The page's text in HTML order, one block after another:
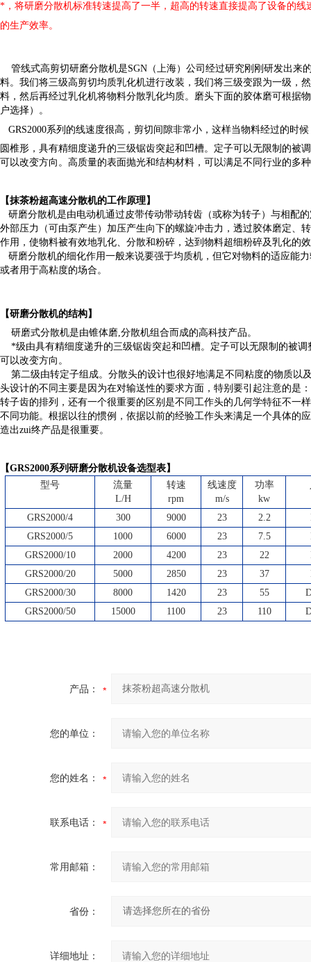
*，将研磨分散机标准转速提高了一半，超高的转速直接提高了设备的
的生产效率。
管线式高剪切研磨分散机是SGN （上海）公司经过研究刚刚研发出
料。我们将三级高剪切均质乳化机进行改装，我们将三级变跟为一级，
料，然后再经过乳化机将物料分散乳化均质。磨头下面的胶体磨可根据
户选择）。
GRS2000系列的线速度很高，剪切间隙非常小，这样当物料经过的时
圆椎形，具有精细度递升的三级锯齿突起和凹槽。定子可以无限制的
可以改变方向。高质量的表面抛光和结构材料，可以满足不同行业的多
【抹茶粉超高速分散机的工作原理】
研磨分散机是由电动机通过皮带传动带动转齿（或称为转子）与相配
外部压力（可由泵产生）加压产生向下的螺旋冲击力，透过胶体磨定、
作用，使物料被有效地乳化、分散和粉碎，达到物料超细粉碎及乳化的
研磨分散机的细化作用一般来说要强于均质机，但它对物料的适应能
或者用于高粘度的场合。
【研磨分散机的结构】
研磨式分散机是由锥体磨,分散机组合而成的高科技产品。
*级由具有精细度递升的三级锯齿突起和凹槽。定子可以无限制的被
可以改变方向。
第二级由转定子组成。分散头的设计也很好地满足不同粘度的物质以
头设计的不同主要是因为在对输送性的要求方面，特别要引起注意的是
转子齿的排列，还有一个很重要的区别是不同工作头的几何学特征不一
不同功能。根据以往的惯例，依据以前的经验工作头来满足一个具体的
造出zui终产品是很重要。
【GRS2000系列研磨分散机设备选型表】
型号
流量
L/H
转速
rpm
线速度
m/s
功率
kw
GRS2000/4 300 9000 23 2.2
GRS2000/5 1000 6000 23 7.5
GRS2000/10 2000 4200 23 22
GRS2000/20 5000 2850 23 37
GRS2000/30 8000 1420 23 55
GRS2000/50 15000 1100 23 110
产品：
您的单位：
您的姓名：
联系电话：
常用邮箱：
省份：
详细地址：